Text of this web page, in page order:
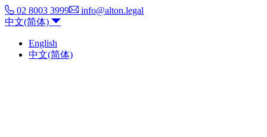
02 8003 3999
info@alton.legal
中文(简体)
English
中文(简体)